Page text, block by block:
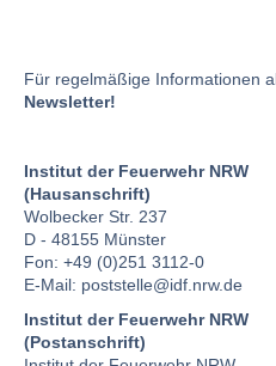
Für regelmäßige Informationen
Newsletter!
Institut der Feuerwehr NRW
(Hausanschrift)
Wolbecker Str. 237
D - 48155 Münster
Fon: +49 (0)251 3112-0
E-Mail: poststelle@idf.nrw.de
Institut der Feuerwehr NRW
(Postanschrift)